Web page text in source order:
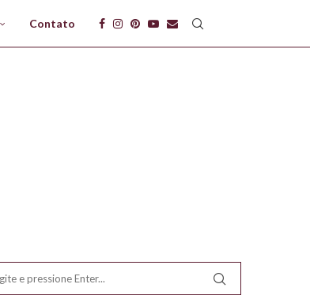
Contato